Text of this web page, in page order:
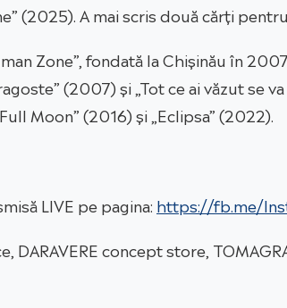
(2025). A mai scris două cărți
Zone”, fondată la Chișinău în
(2007) și „Tot ce ai văzut se
Moon” (2016) și „Eclipsa” (2022).
LIVE pe pagina: https://fb.me/
DARAVERE concept store,